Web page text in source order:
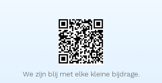
We zijn blij met elke kleine bijdrage.